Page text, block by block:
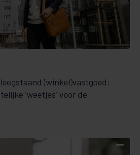
(winkel)vastgoed:
‘weetjes’ voor de